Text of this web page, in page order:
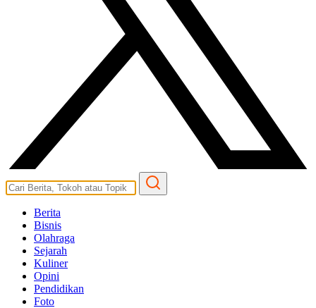
Berita
Bisnis
Olahraga
Sejarah
Kuliner
Opini
Pendidikan
Foto